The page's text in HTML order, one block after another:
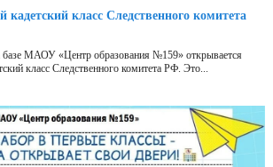
класс Следственного комитета
базе МАОУ «Центр образования №159» открывается
класс Следственного комитета РФ. Это...